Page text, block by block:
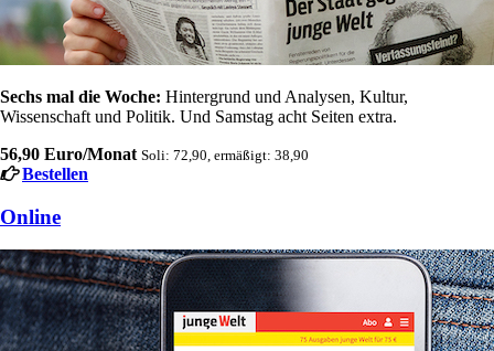
Sechs mal die Woche: Hintergrund und Analysen, Kultur,
Wissenschaft und Politik. Und Samstag acht Seiten extra.
56,90 Euro/Monat Soli: 72,90, ermäßigt: 38,90
Bestellen
Online